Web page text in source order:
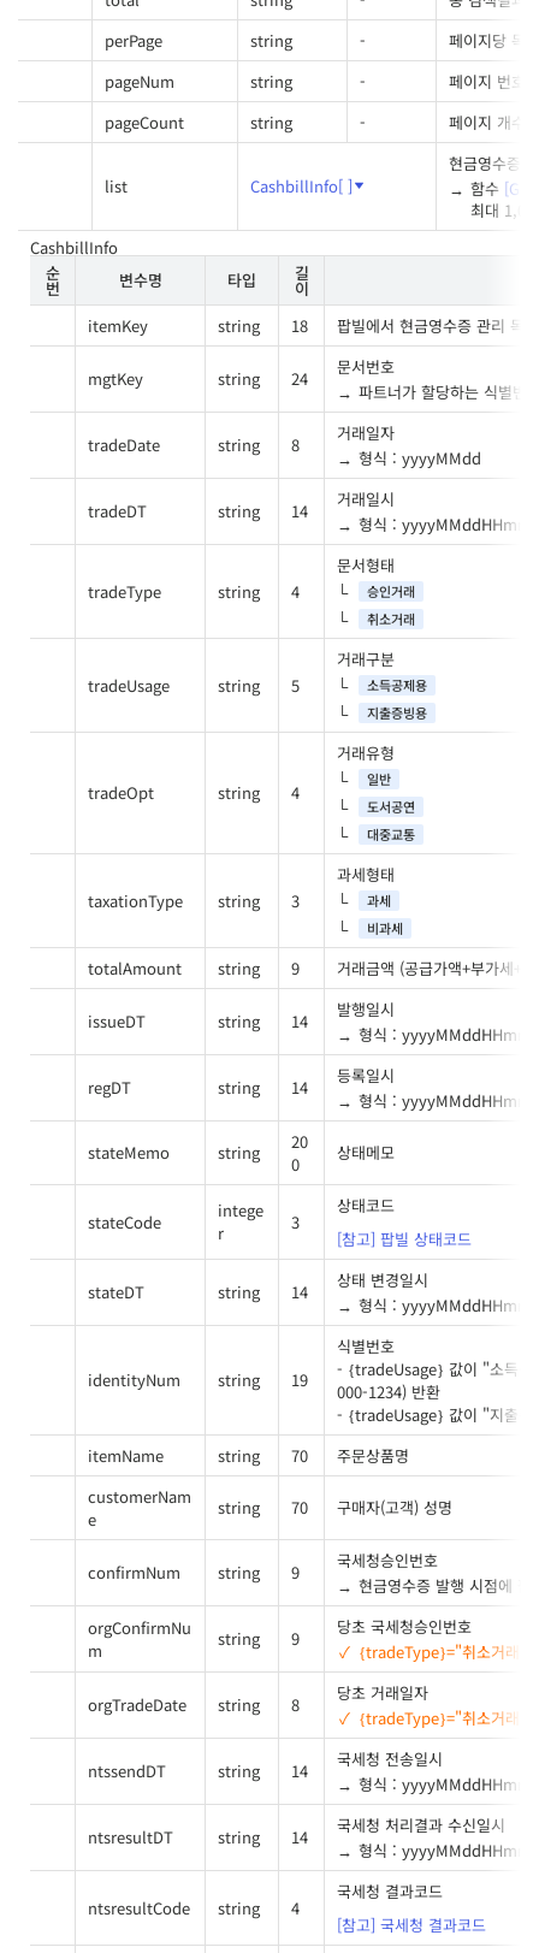
perPage
string -
페이지당 목
pageNum
string -
페이지 번호
pageCount
string - 페이지 개수
list CashbillInfo[ ]
현금영수증
함수
최대
CashbillInfo
순
번 변수명 타입 길
이
itemKey
string 18 팝빌에서 현금영수증 관리 목
mgtKey string 24
문서번호
파트너가 할당하는 식별번
tradeDate string 8
거래일자
형식 : yyyyMMdd
tradeDT string 14
거래일시
형식 :
tradeType string 4
문서형태
승인거래
취소거래
tradeUsage string 5
거래구분
소득공제용
지출증빙용
tradeOpt string 4
거래유형
일반
도서공연
대중교통
taxationType string 3
과세형태
과세
비과세
totalAmount string 9 거래금액 (공급가액+부가세+
issueDT string 14
발행일시
형식 :
regDT string 14
등록일시
형식 :
stateMemo string
20
0
상태메모
stateCode
intege
r
3
상태코드
[참고] 팝빌 상태코드
stateDT string 14
상태 변경일시
형식 :
identityNum string 19
식별번호
- {tradeUsage} 값이 "소득공
000-1234) 반환
- {tradeUsage} 값이 "지출증
itemName
string 70
주문상품명
customerNam
e
string 70 구매자(고객) 성명
confirmNum string 9
국세청승인번호
현금영수증 발행 시점에 팝
orgConfirmNu
m
string 9
당초 국세청승인번호
{tradeType}="취소거래"
orgTradeDate string 8
당초 거래일자
{tradeType}="취소거래"
ntssendDT string 14
국세청 전송일시
형식 :
ntsresultDT string 14
국세청 처리결과 수신일시
형식 :
ntsresultCode string 4
국세청 결과코드
[참고] 국세청 결과코드